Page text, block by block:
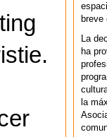
breve
La
ha
la